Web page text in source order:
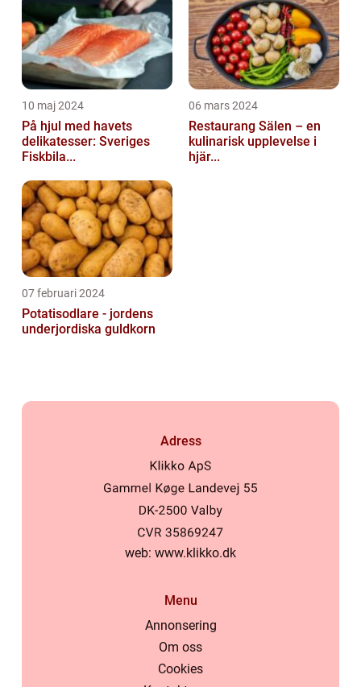
10 maj 2024
På hjul med havets
delikatesser: Sveriges
Fiskbila...
06 mars 2024
Restaurang Sälen – en
kulinarisk upplevelse i
hjär...
07 februari 2024
Potatisodlare - jordens
underjordiska guldkorn
Adress
web: www.klikko.dk
Menu
Annonsering
Om oss
Cookies